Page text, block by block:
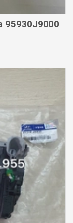
95930J9000